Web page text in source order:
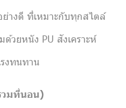
างดี ที่เหมาะกับทุกสไตล์
ด้วยหนัง PU สังเคราะห์
งทนทาน
วมที่นอน)